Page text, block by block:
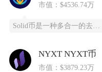
市值：$4536.74万
Solid币是一种多合一的去中心化交易所代币，它具备跨链杠杆功能，并且得到了Solana区
NYXT NYXT币
市值：$3879.23万